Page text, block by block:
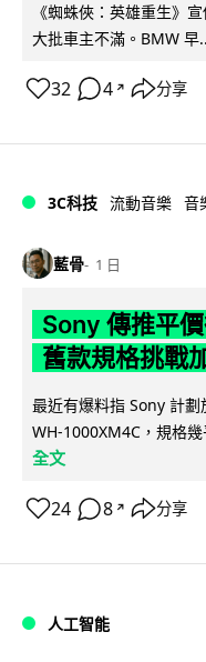
《蜘蛛俠：英雄重生》
大批車主不滿。BMW 早
32 4 ↗ 分享
3C科技 流動音樂 音
藍骨 1 日
Sony 傳推平
舊款規格挑戰
最近有爆料指 Sony 計
WH-1000XM4C，規格
全文
24 8 ↗ 分享
人工智能